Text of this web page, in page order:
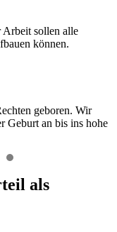
Arbeit sollen alle
können.
geboren. Wir
Geburt an bis ins hohe
als